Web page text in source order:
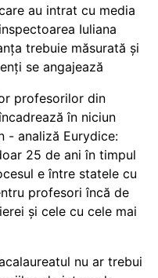
au intrat cu media
Iuliana
trebuie măsurată și
se angajează
profesorilor din
în niciun
- analiză Eurydice:
25 de ani în timpul
e între statele cu
profesori încă de
și cele cu cele mai
nu ar trebui